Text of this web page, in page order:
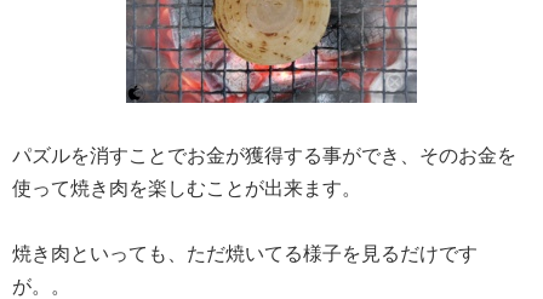
パズルを消すことでお金が獲得する事ができ、そのお金を
使って焼き肉を楽しむことが出来ます。
焼き肉といっても、ただ焼いてる様子を見るだけです
が。。